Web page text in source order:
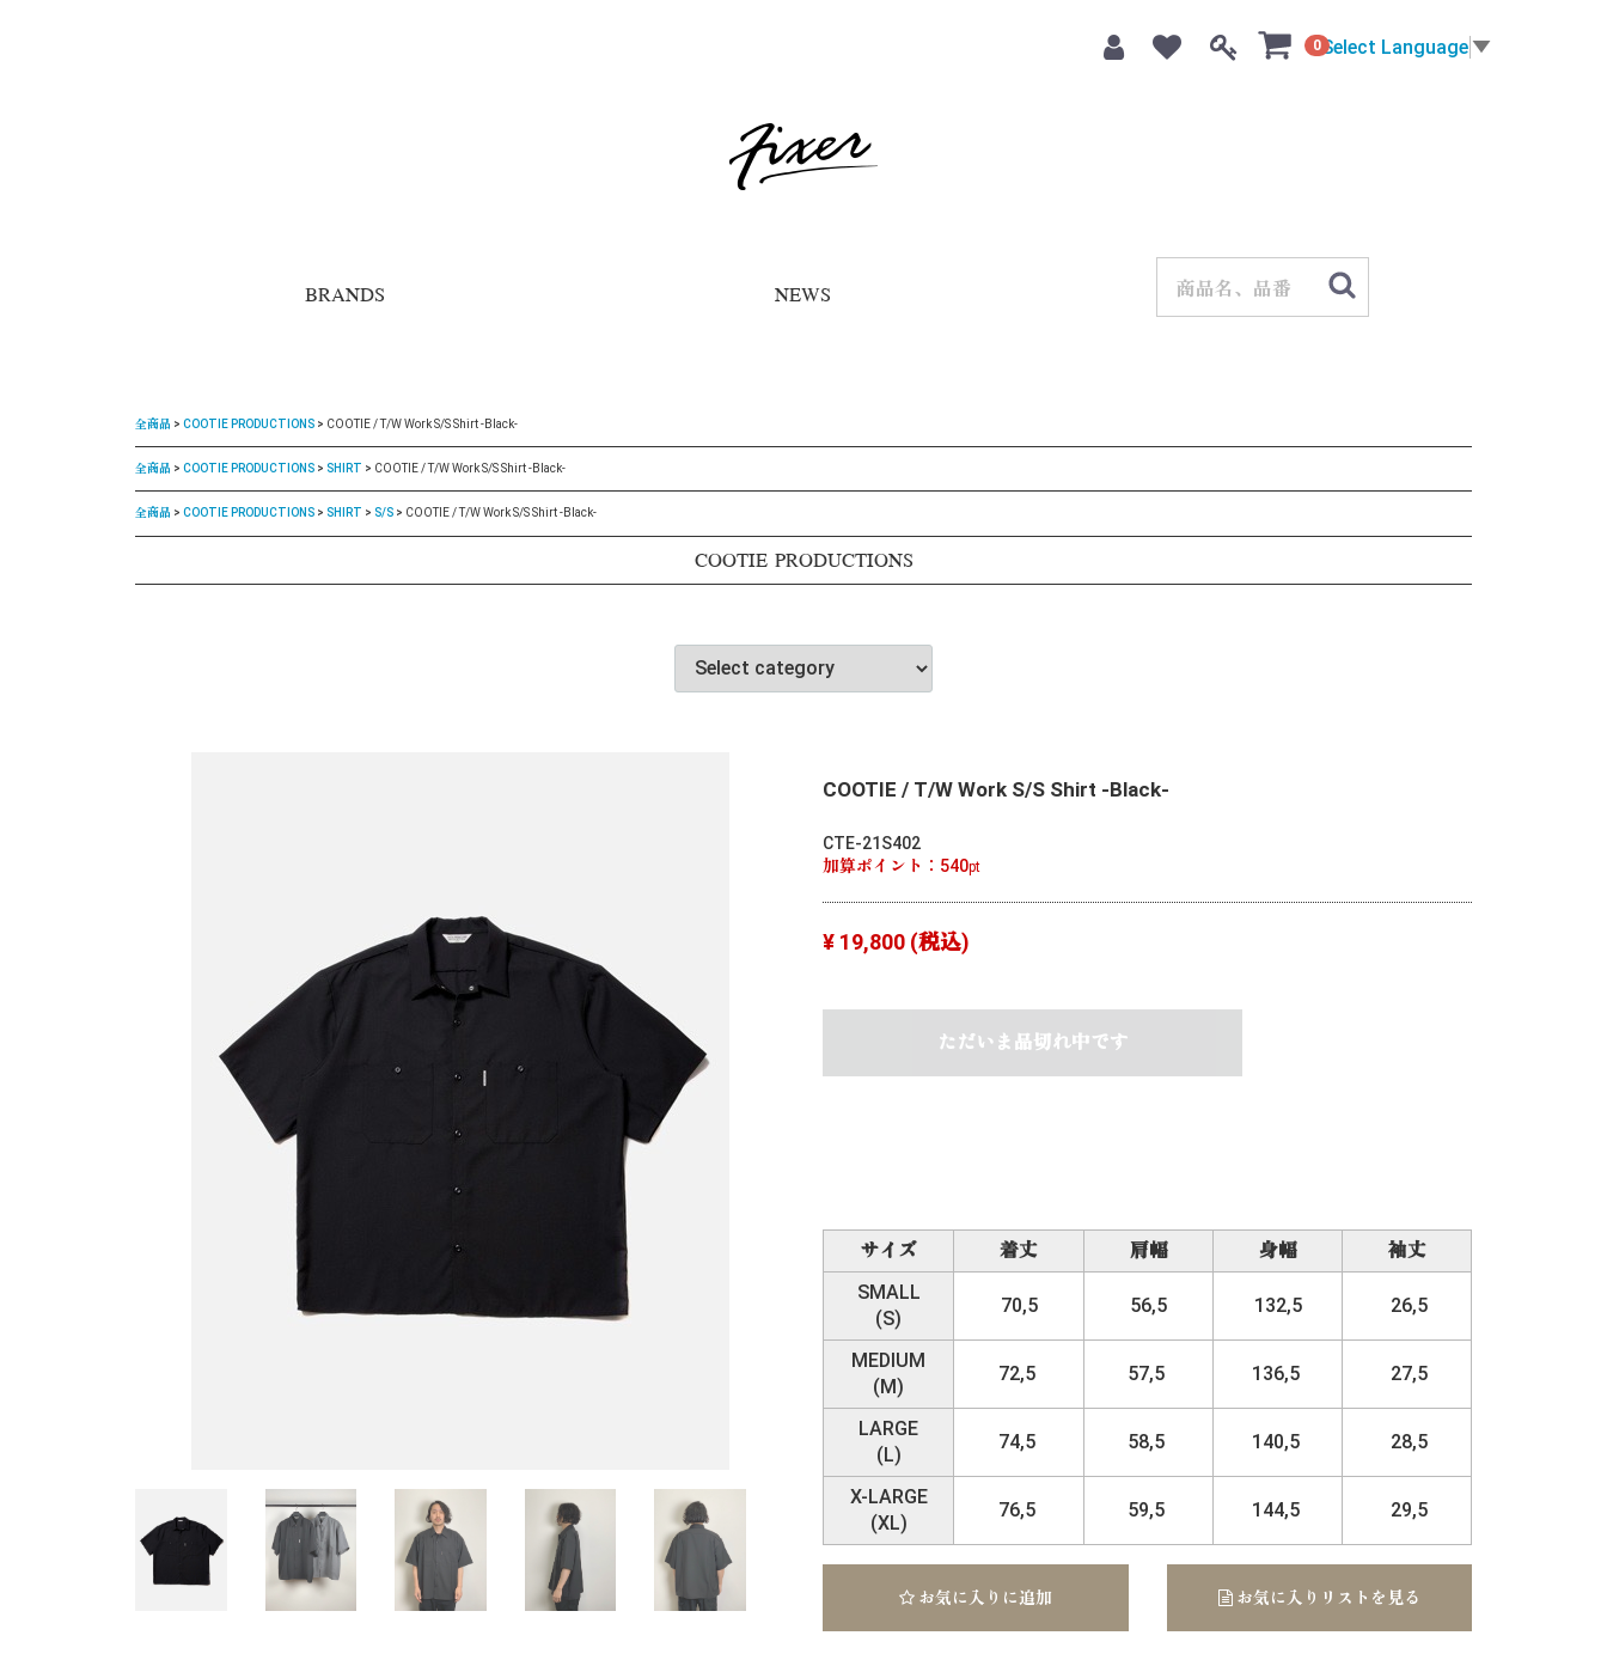
0 Select Language ▼
BRANDS NEWS
全商品 COOTIE PRODUCTIONS COOTIE / T/W Work S/S Shirt -Black-
全商品 COOTIE PRODUCTIONS SHIRT COOTIE / T/W Work S/S Shirt -Black-
全商品 COOTIE PRODUCTIONS SHIRT S/S COOTIE / T/W Work S/S Shirt -Black-
COOTIE PRODUCTIONS
COOTIE / T/W Work S/S Shirt -Black-
CTE-21S402
加算ポイント： 540pt
¥ 19,800 (税込)
ただいま品切れ中です
サイズ 着丈 肩幅 身幅
袖丈
SMALL
(S)
70,5 56,5 132,5 26,5
MEDIUM
(M)
72,5 57,5 136,5 27,5
LARGE
(L)
74,5 58,5 140,5 28,5
X-LARGE
(XL)
76,5 59,5 144,5 29,5
お気に入りに追加 お気に入りリストを見る